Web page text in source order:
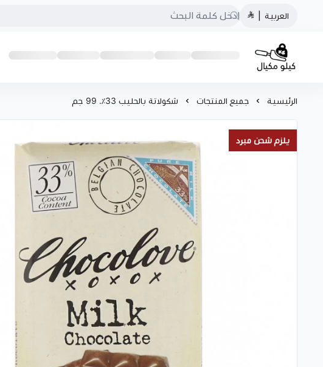
العربية
كيلو مكيال
الرئيسية جميع المنتجات شكولاتة بالحليب 33٪. 99 جم
يلزم شحن مبرد